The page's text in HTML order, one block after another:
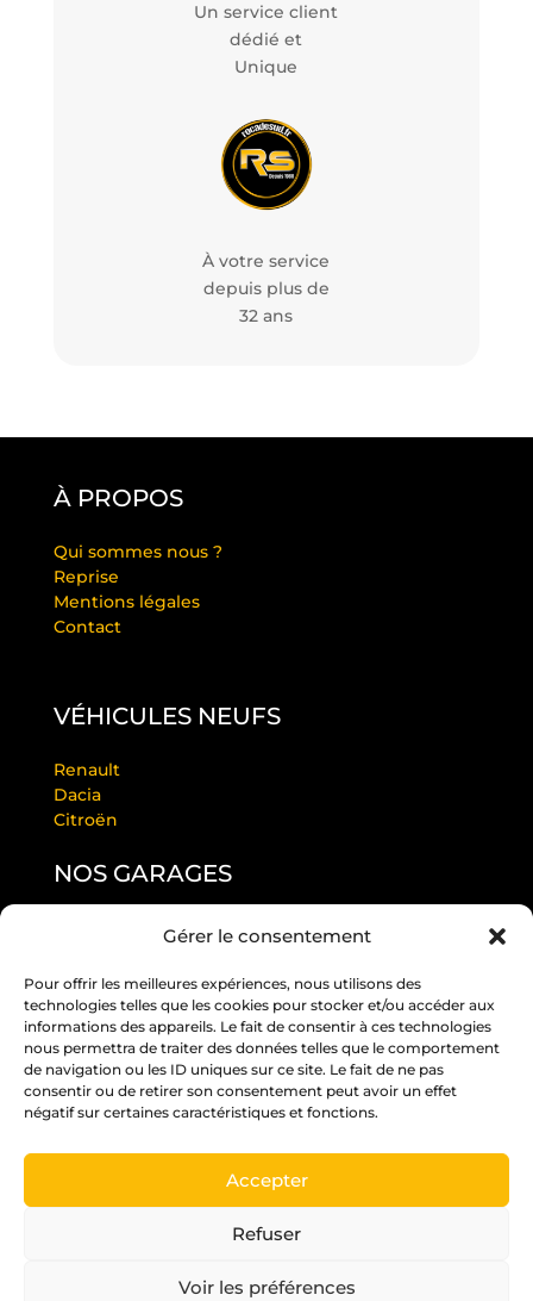
Gérer le consentement
Pour offrir les meilleures expériences, nous utilisons des
technologies telles que les cookies pour stocker et/ou accéder aux
informations des appareils. Le fait de consentir à ces technologies
nous permettra de traiter des données telles que le comportement
de navigation ou les ID uniques sur ce site. Le fait de ne pas
consentir ou de retirer son consentement peut avoir un effet
négatif sur certaines caractéristiques et fonctions.
Accepter
Refuser
Voir les préférences
Un service client
dédié et
Unique
À votre service
depuis plus de
32 ans
À PROPOS
Qui sommes nous ?
Reprise
Mentions légales
Contact
VÉHICULES NEUFS
Renault
Dacia
Citroën
NOS GARAGES
GARAGE LAURENDEAU BY RS
RS ANGERS PASTEUR
RS EDITION BEAUCOUZÉ
RS JUIGNÉ
RS PARC
RS ST BARTHÉLÉMY D’ANJOU
Un crédit vous engage et doit être remboursé.
de vous engager.
Pour les trajets courts, privilégiez la marche ou le